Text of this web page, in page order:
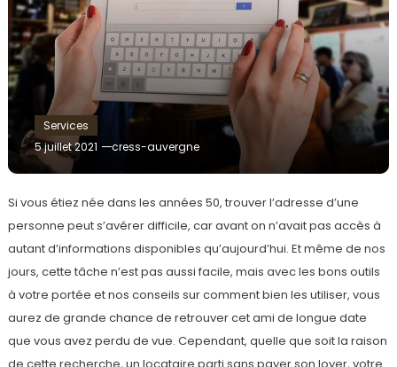
Services
5 juillet 2021
cress-auvergne
Si vous étiez née dans les années 50, trouver l’adresse d’une
personne peut s’avérer difficile, car avant on n’avait pas accès à
autant d’informations disponibles qu’aujourd’hui. Et même de nos
jours, cette tâche n’est pas aussi facile, mais avec les bons outils
à votre portée et nos conseils sur comment bien les utiliser, vous
aurez de grande chance de retrouver cet ami de longue date
que vous avez perdu de vue. Cependant, quelle que soit la raison